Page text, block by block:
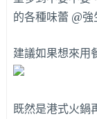
建議如果想來用
既然是港式火鍋